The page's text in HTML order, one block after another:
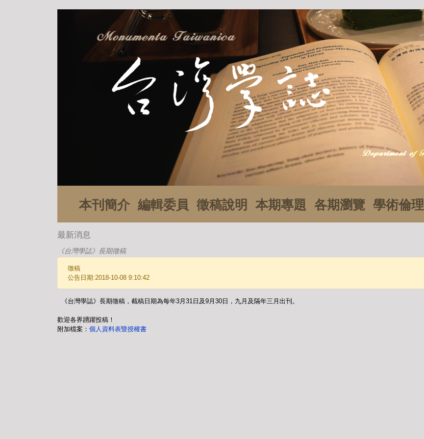
本刊簡介 編輯委員 徵稿說明 本期專題 各期瀏覽 學術倫理
最新消息
《台灣學誌》長期徵稿
徵稿
公告日期:2018-10-08 9:10:42
《台灣學誌》長期徵稿，截稿日期為每年3月31日及9月30日，九月及隔年三月出刊。
歡迎各界踴躍投稿！
附加檔案： 個人資料表暨授權書